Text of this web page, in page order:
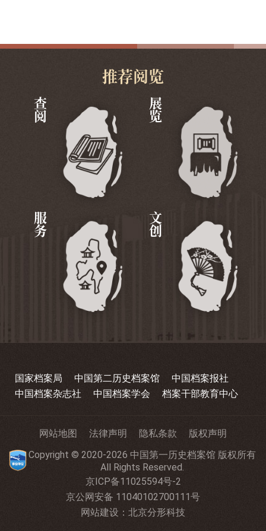
推荐阅览
查阅 展览
服务 文创
国家档案局 中国第二历史档案馆
中国档案报社
中国档案杂志社
中国档案学会 档案干部教育中心
网站地图 法律声明 隐私条款
版权声明
Copyright © 2020-2026 中国第一历史档案馆 版权所有
All Rights Reserved.
京ICP备11025594号-2
京公网安备 11040102700111号
网站建设 ： 北京分形科技